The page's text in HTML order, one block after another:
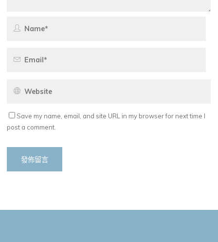
Save my name, email, and site URL in my browser for next time I
post a comment.